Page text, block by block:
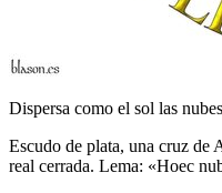
Dispersa como el sol las
Escudo de plata, una cruz de
real cerrada. Lema: «Hoec